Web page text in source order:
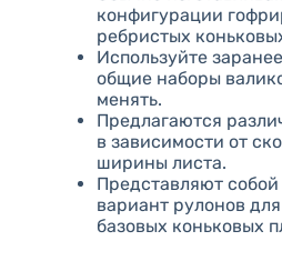
конфигурации
ребристых
Используйте
общие наборы
менять.
Предлагаются
в зависимости от
ширины листа.
Представляют
вариант рулонов
базовых коньковых